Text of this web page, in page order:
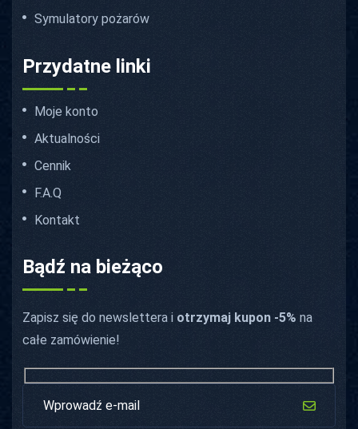
Symulatory pożarów
Przydatne linki
Moje konto
Aktualności
Cennik
F.A.Q
Kontakt
Bądź na bieżąco
Zapisz się do newslettera i otrzymaj kupon -5% na
całe zamówienie!